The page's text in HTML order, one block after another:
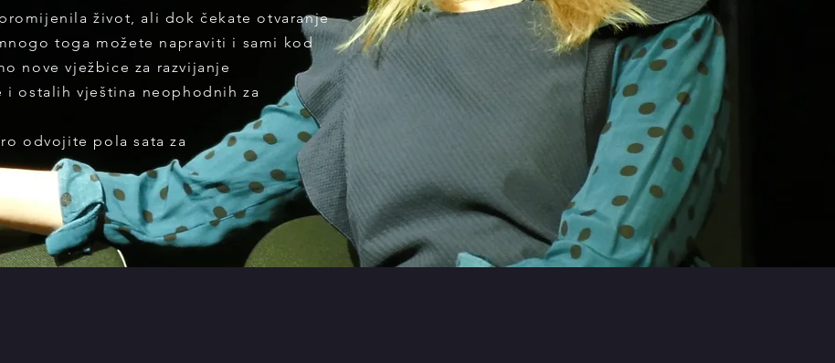
život, ali dok čekate otvaranje
toga možete napraviti i sami kod
nove vježbice za razvijanje
ostalih vještina neophodnih za
odvojite pola sata za